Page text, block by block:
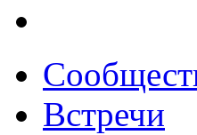
Встречи